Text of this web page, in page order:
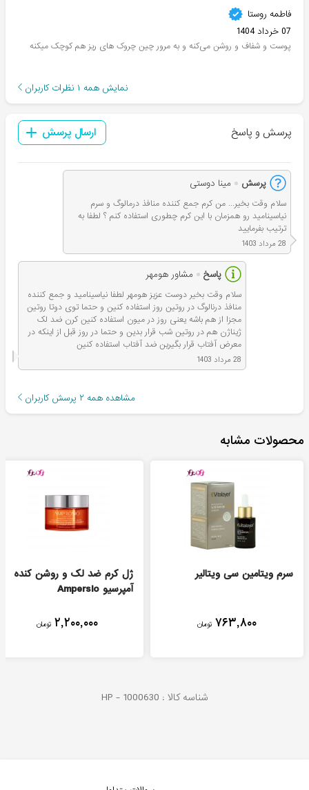
فاطمه روستا
07 خرداد 1404
پوست و شفاف و روشن می‌کنه و به مرور چین چروک های ریز هم کوچک میکنه
نمایش همه ۱ نظرات کاربران
پرسش و پاسخ ارسال پرسش
پرسش مینا دوستی
سلام وقت بخیر... من کرم جمع کننده منافذ درمالوگ و سرم
نیاسینامید رو همزمان با این کرم چطوری استفاده کنم ؟ لطفا به
ترتیب بفرمایید
28 مرداد 1403
پاسخ مشاور هومهر
سلام وقت بخير دوست عزیز هومهر لطفا نیاسینامید و جمع کننده
منافذ درنالوگ در روتین روز استفاده کنین و حتما توی دوتا روتین
مجزا از هم باشه یعنی روز در میون استفاده کنین کرن ضد لک
ژیناژن هم در روتین شب قرار بدین و حتما در روز قبل از اینکه در
معرض آفتاب قرار بگیرین ضد آفتاب استفاده کنین
28 مرداد 1403
مشاهده همه ۲ پرسش کاربران
محصولات مشابه
سرم ویتامین سی ویتالیر
۷۶۳,۸۰۰ تومان
ژل کرم ضد لک و روشن کنده
آمپرسیو Ampersio
۲,۲۰۰,۰۰۰ تومان
شناسه کالا : HP - 1000630